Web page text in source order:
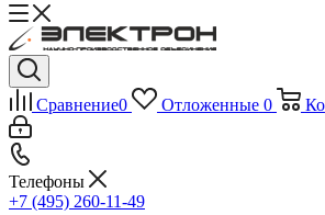
Сравнение0 Отложенные 0
Телефоны
+7 (495) 260-11-49